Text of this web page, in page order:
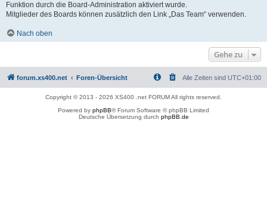
Funktion durch die Board-Administration aktiviert wurde.
Mitglieder des Boards können zusätzlich den Link „Das Team“ verwenden.
Nach oben
Gehe zu
forum.xs400.net Foren-Übersicht Alle Zeiten sind UTC+01:00
Copyright © 2013 - 2026 XS400 .net FORUM All rights reserved.
Powered by phpBB® Forum Software © phpBB Limited
Deutsche Übersetzung durch phpBB.de